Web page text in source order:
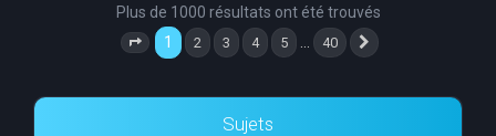
Plus de 1000 résultats ont été trouvés
Page 1 sur 40
1 2 3 4 5 … 40
Sujets